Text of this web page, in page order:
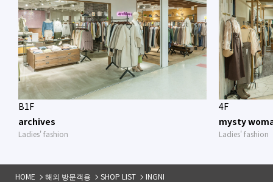
B1F
archives
Ladies' fashion
4F
mysty
Ladies' fashion
HOME 해외 방문객용 SHOP LIST INGNI